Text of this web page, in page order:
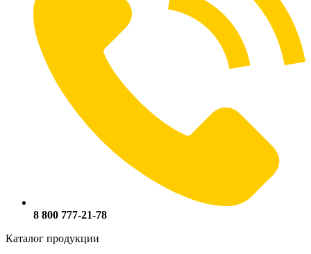
8 800 777-21-78
Каталог продукции